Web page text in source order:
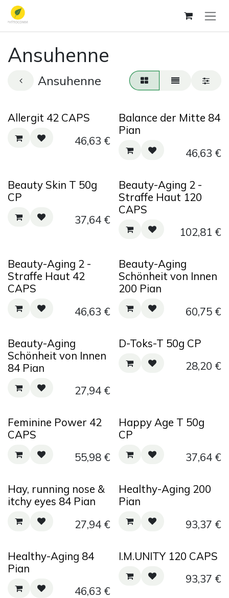
Zum Inhalt springen
Ansuhenne
Ansuhenne
Allergit 42 CAPS
46,63 €
Balance der Mitte 84
Pian
46,63 €
Beauty Skin T 50g
CP
37,64€
Beauty-Aging 2 -
Straffe Haut 120
CAPS
102,81 €
Beauty-Aging 2 -
Straffe Haut 42
CAPS
46,63 €
Beauty-Aging
Schönheit von Innen
200 Pian
60,75€
Beauty-Aging
Schönheit von Innen
84 Pian
27,94€
D-Toks-T 50g CP
28,20 €
Feminine Power 42
CAPS
55,98€
Happy Age T 50g
CP
37,64€
Hay, running nose &
itchy eyes 84 Pian
27,94€
Healthy-Aging 200
Pian
93,37 €
Healthy-Aging 84
Pian
46,63 €
I.M.UNITY 120 CAPS
93,37 €